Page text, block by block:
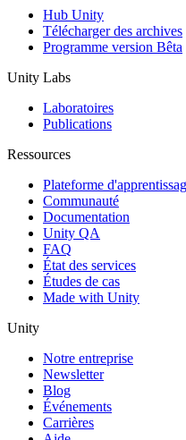
Hub Unity
Télécharger des archives
Programme version Bêta
Unity Labs
Laboratoires
Publications
Ressources
Plateforme
Communauté
Documentation
Unity QA
FAQ
État des services
Études de cas
Made with Unity
Unity
Notre entreprise
Newsletter
Blog
Événements
Carrières